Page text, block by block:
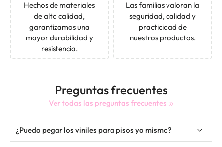
Hechos de materiales
de alta calidad,
garantizamos una
mayor durabilidad y
resistencia.
Las familias valoran la
seguridad, calidad y
practicidad de
nuestros productos.
Preguntas frecuentes
Ver todas las preguntas frecuentes
¿Puedo pegar los viniles para pisos yo mismo?